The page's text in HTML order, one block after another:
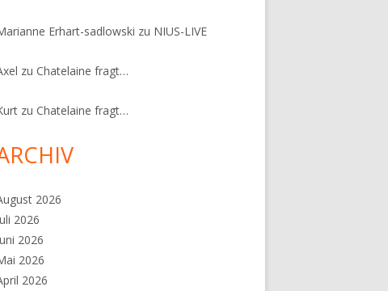
Erhart-sadlowski zu NIUS-LIVE
zuChatelaine fragt…
zuChatelaine fragt…
2026
2026
2026
2026
2026